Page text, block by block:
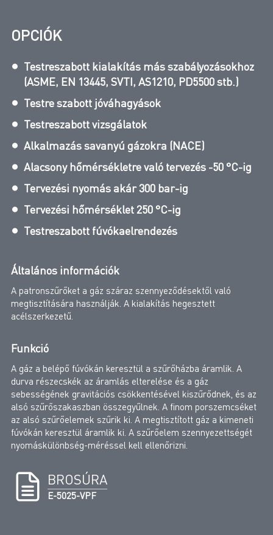
OPCIÓK
Testreszabott kialakítás más szabályozásokhoz
(ASME, EN 13445, SVTI, AS1210, PD5500 stb.)
Testre szabott jóváhagyások
Testreszabott vizsgálatok
Alkalmazás savanyú gázokra (NACE)
Alacsony hőmérsékletre való tervezés -50 °C-ig
Tervezési nyomás akár 300 bar-ig
Tervezési hőmérséklet 250 °C-ig
Testreszabott fúvókaelrendezés
Általános információk
A patronszűrőket a gáz száraz szennyeződésektől való
megtisztítására használják. A kialakítás hegesztett
acélszerkezetű.
Funkció
A gáz a belépő fúvókán keresztül a szűrőházba áramlik. A
durva részecskék az áramlás elterelése és a gáz
sebességének gravitációs csökkentésével kiszűrődnek, és az
alsó szűrőszakaszban összegyűlnek. A finom porszemcséket
az alsó szűrőelemek szűrik ki. A megtisztított gáz a kimeneti
fúvókán keresztül áramlik ki. A szűrőelem szennyezettségét
nyomáskülönbség-méréssel kell ellenőrizni.
BROSÚRA
E-5025-VPF